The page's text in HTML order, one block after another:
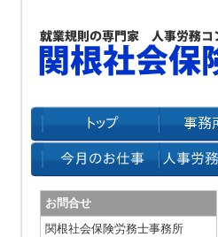
お問合せ
関根社会保険労務士事務所